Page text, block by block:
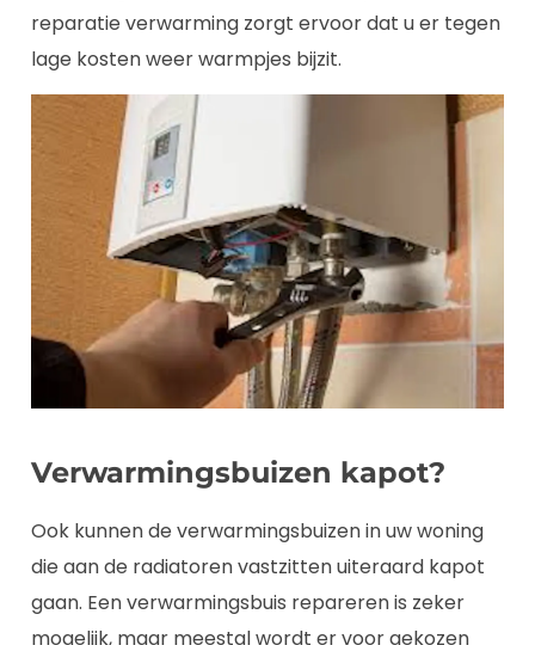
reparatie verwarming zorgt ervoor dat u er tegen
lage kosten weer warmpjes bijzit.
Verwarmingsbuizen kapot?
Ook kunnen de verwarmingsbuizen in uw woning
die aan de radiatoren vastzitten uiteraard kapot
gaan. Een verwarmingsbuis repareren is zeker
mogelijk, maar meestal wordt er voor gekozen